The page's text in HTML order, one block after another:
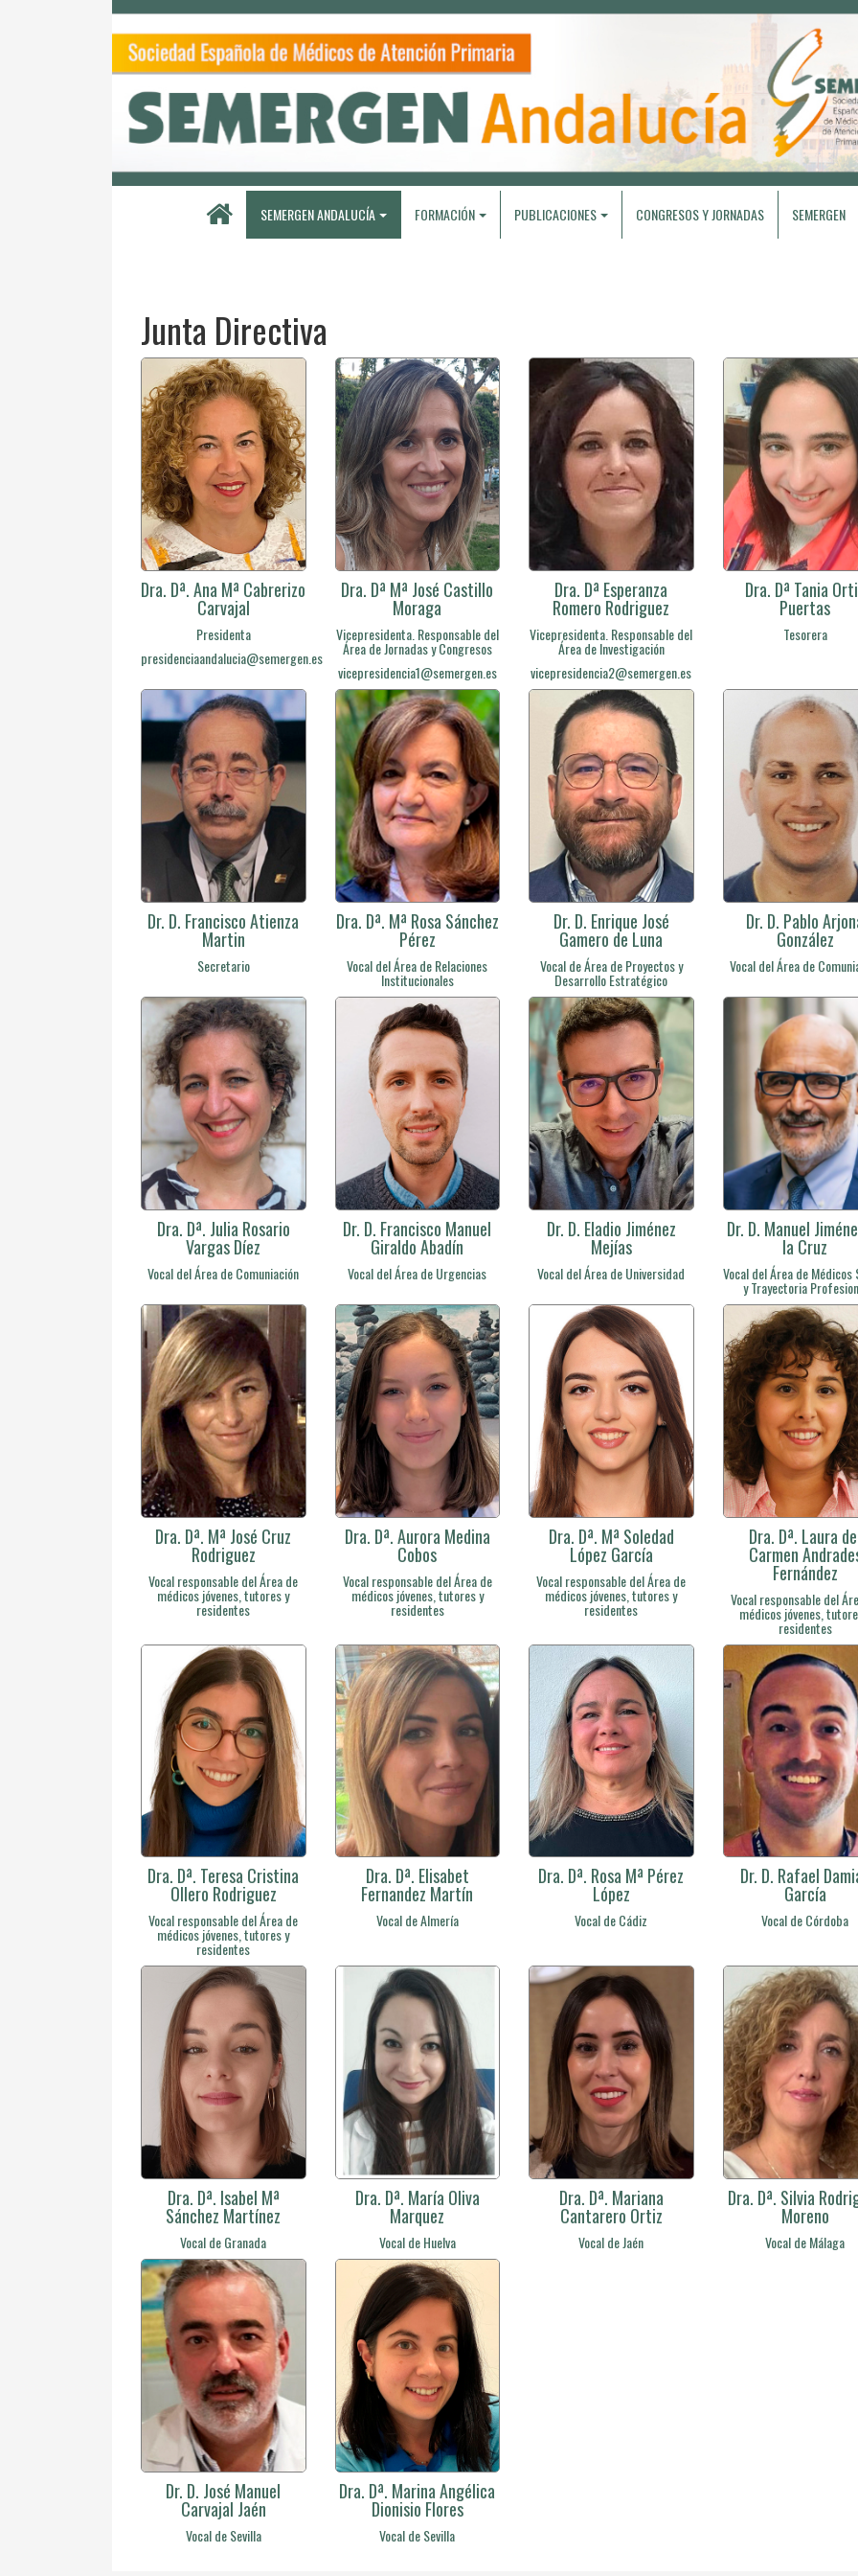
SEMERGEN ANDALUCÍA FORMACIÓN PUBLICACIONES CONGRESOS Y JORNADAS SEMERGEN
Junta Directiva
Dra. Dª. Ana Mª Cabrerizo
Carvajal
Presidenta
presidenciaandalucia@semergen.es
Dra. Dª Mª José Castillo
Moraga
Vicepresidenta. Responsable del
Área de Jornadas y Congresos
vicepresidencia1@semergen.es
Dra. Dª Esperanza
Romero Rodriguez
Vicepresidenta. Responsable del
Área de Investigación
vicepresidencia2@semergen.es
Dra. Dª Tania
Puertas
Tesorera
Dr. D. Francisco Atienza
Martin
Secretario
Dra. Dª. Mª Rosa Sánchez
Pérez
Vocal del Área de Relaciones
Institucionales
Dr. D. Enrique José
Gamero de Luna
Vocal de Área de Proyectos y
Desarrollo Estratégico
Dr. D. Pablo
González
Vocal del Área de
Dra. Dª. Julia Rosario
Vargas Díez
Vocal del Área de Comuniación
Dr. D. Francisco Manuel
Giraldo Abadín
Vocal del Área de Urgencias
Dr. D. Eladio Jiménez
Mejías
Vocal del Área de Universidad
Dr. D. Manuel
la Cruz
Vocal del Área de Médicos
y Trayectoria
Dra. Dª. Mª José Cruz
Rodriguez
Vocal responsable del Área de
médicos jóvenes, tutores y
residentes
Dra. Dª. Aurora Medina
Cobos
Vocal responsable del Área de
médicos jóvenes, tutores y
residentes
Dra. Dª. Mª Soledad
López García
Vocal responsable del Área de
médicos jóvenes, tutores y
residentes
Dra. Dª. Laura
Carmen
Fernández
Vocal responsable del
médicos jóvenes,
residentes
Dra. Dª. Teresa Cristina
Ollero Rodriguez
Vocal responsable del Área de
médicos jóvenes, tutores y
residentes
Dra. Dª. Elisabet
Fernandez Martín
Vocal de Almería
Dra. Dª. Rosa Mª Pérez
López
Vocal de Cádiz
Dr. D. Rafael
García
Vocal de Córdoba
Dra. Dª. Isabel Mª
Sánchez Martínez
Vocal de Granada
Dra. Dª. María Oliva
Marquez
Vocal de Huelva
Dra. Dª. Mariana
Cantarero Ortiz
Vocal de Jaén
Dra. Dª. Silvia
Moreno
Vocal de Málaga
Dr. D. José Manuel
Carvajal Jaén
Vocal de Sevilla
Dra. Dª. Marina Angélica
Dionisio Flores
Vocal de Sevilla